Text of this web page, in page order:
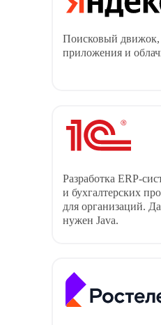
Поисковый
приложения и
Разработка ERP-
и бухгалтерских
для организаций.
нужен Java.